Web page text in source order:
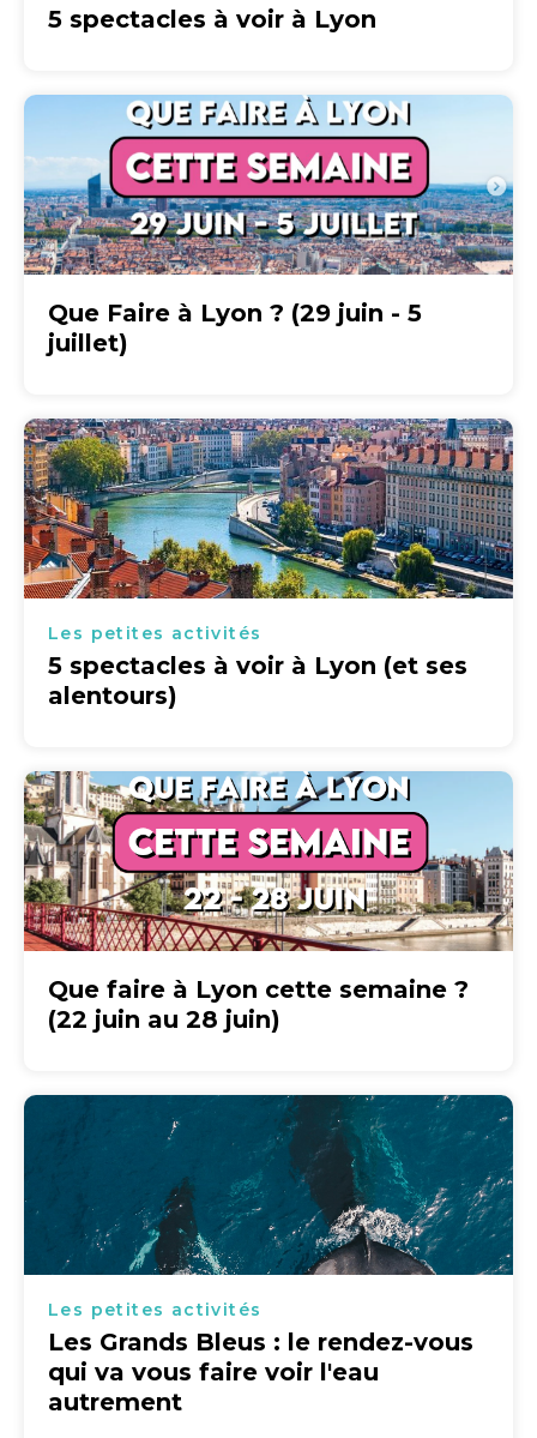
5 spectacles à voir à Lyon
Que Faire à Lyon ? (29 juin - 5
juillet)
Les petites activités
5 spectacles à voir à Lyon (et ses
alentours)
Que faire à Lyon cette semaine ?
(22 juin au 28 juin)
Les petites activités
Les Grands Bleus : le rendez-vous
qui va vous faire voir l'eau
autrement